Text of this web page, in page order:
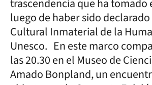
trascendencia que ha tomado
luego de haber sido
Cultural Inmaterial de la
Unesco. En este marco
las 20.30 en el Museo de
Amado Bonpland, un